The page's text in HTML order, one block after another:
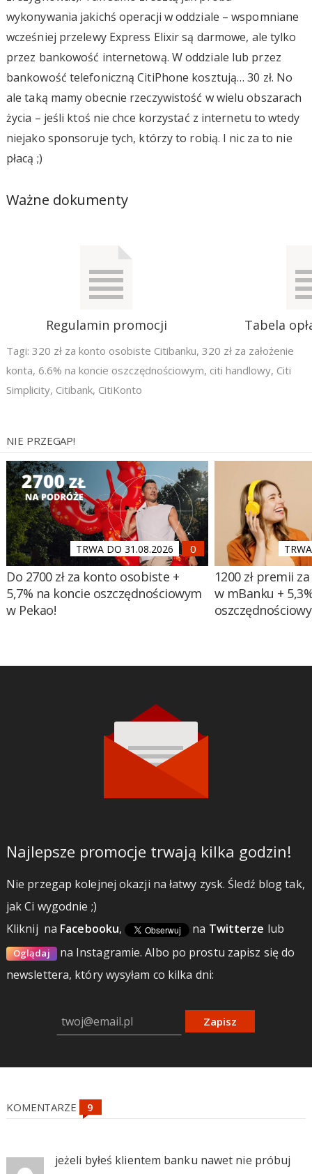
wykonywania jakichś operacji w oddziale – wspomniane
wcześniej przelewy Express Elixir są darmowe, ale tylko
przez bankowość internetową. W oddziale lub przez
bankowość telefoniczną CitiPhone kosztują… 30 zł. No
ale taką mamy obecnie rzeczywistość w wielu obszarach
życia – jeśli ktoś nie chce korzystać z internetu to wtedy
niejako sponsoruje tych, którzy to robią. I nic za to nie
płacą ;)
Ważne dokumenty
Regulamin promocji Tabela
Tagi: 320 zł za konto osobiste Citibanku, 320 zł za założenie
konta, 6.6% na koncie oszczędnościowym, citi handlowy, Citi
Simplicity, Citibank, CitiKonto
NIE PRZEGAP!
TRWA DO 31.08.2026
Do 2700 zł za konto osobiste +
5,7% na koncie oszczędnościowym
w Pekao!
1200 zł premii
w mBanku +
Najlepsze promocje trwają kilka godzin!
Nie przegap kolejnej okazji na łatwy zysk. Śledź blog tak,
jak Ci wygodnie ;)
Kliknij na Facebooku, na Twitterze lub
Oglądaj na Instagramie.Albo po prostu zapisz się do
newslettera, który wysyłam co kilka dni:
Zapisz
KOMENTARZE
jeżeli byłeś klientem banku nawet nie próbuj